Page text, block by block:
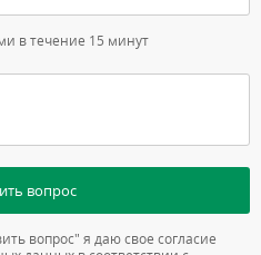
в течение 15 минут
вопрос
вопрос" я даю свое согласие